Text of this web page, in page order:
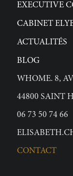
EXECUTIVE
CABINET
ACTUALITÉS
BLOG
WHOME. 8,
44800 SAINT
06 73 50 74 66
CONTACT